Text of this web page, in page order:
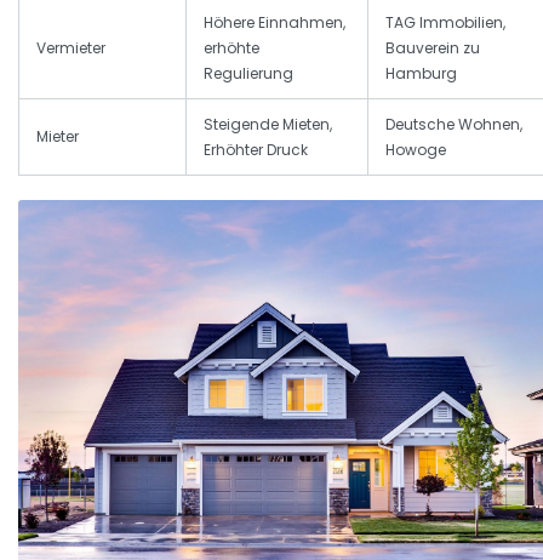
Vermieter
Höhere Einnahmen,
erhöhte
Regulierung
TAG Immobilien,
Bauverein zu
Hamburg
Mieter
Steigende Mieten,
Erhöhter Druck
Deutsche Wohnen,
Howoge